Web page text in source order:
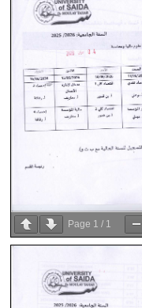
Page 1 / 1